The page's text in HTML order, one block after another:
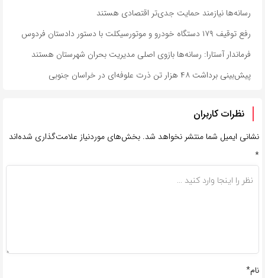
رسانه‌ها نیازمند حمایت جدی‌تر اقتصادی هستند
رفع توقیف ۱۷۹ دستگاه خودرو و موتورسیکلت با دستور دادستان فردوس
فرماندار آستارا: رسانه‌ها بازوی اصلی مدیریت بحران شهرستان هستند
پیش‌بینی برداشت ۴۸ هزار تن ذرت علوفه‌ای در خراسان جنوبی
نظرات کاربران
نشانی ایمیل شما منتشر نخواهد شد. بخش‌های موردنیاز علامت‌گذاری شده‌اند
*
نام*